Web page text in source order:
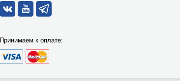
Принимаем к оплате: